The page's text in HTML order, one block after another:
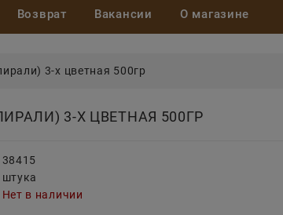
Возврат Вакансии О магазине
3-х цветная 500гр
3-Х ЦВЕТНАЯ 500ГР
38415
штука
Нет в наличии